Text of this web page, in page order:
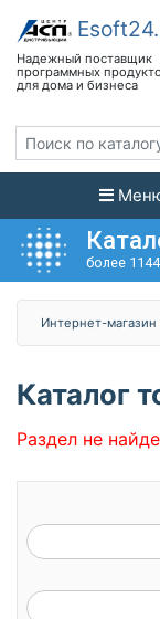
более
Интернет-
Каталог
Раздел не